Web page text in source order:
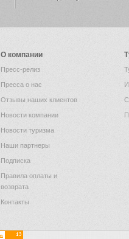
О компании
Пресс-релиз
Пресса о нас
Отзывы наших клиентов
Новости компании
Новости туризма
Наши партнеры
Подписка
Правила оплаты и
возврата
Контакты